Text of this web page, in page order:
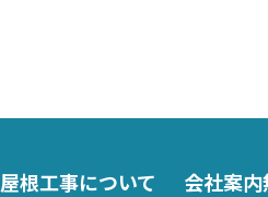
屋根工事について 会社案内